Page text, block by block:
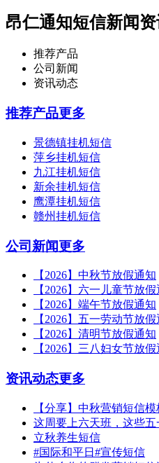
昂仁通知短信新闻
推荐产品
公司新闻
资讯动态
推荐产品更多
景德镇挂机短信
萍乡挂机短信
九江挂机短信
新余挂机短信
鹰潭挂机短信
赣州挂机短信
公司新闻更多
【2026】中秋节放假通知
【2026】六一儿童节放
【2026】端午节放假通知
【2026】五一劳动节放
【2026】清明节放假通知
【2026】三八妇女节放
资讯动态更多
【分享】中秋营销短信模
这周要上六天班，这些五
立秋养生短信
#国际和平日#宣传短信